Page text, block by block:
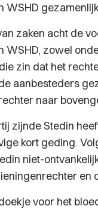
WSHD
zaken acht de
WSHD, zowel
zin dat het
aanbesteders
naar
zijnde Stedin
kort geding.
niet-
en
voor het